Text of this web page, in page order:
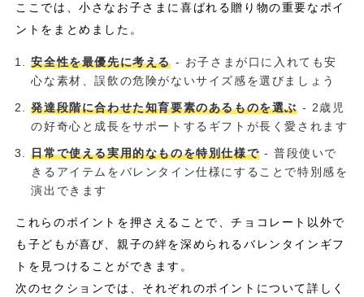
ここでは、小さなお子さまに喜ばれる贈り物の重要なポイ
ントをまとめました。
安全性を最優先に考える- お子さまが口に入れても安
心な素材、誤飲の危険がないサイズ感を選びましょう
発達段階に合わせた知育要素のあるものを選ぶ- 2歳児
の好奇心と成長をサポートするギフトが長く愛されます
日常で使える実用的なものを特別仕様で - 普段使いで
きるアイテムをバレンタイン仕様にすることで特別感を
演出できます
これらのポイントを押さえることで、チョコレート以外で
も子どもが喜び、親子の絆を深められるバレンタインギフ
トを見つけることができます。
次のセクションでは、それぞれのポイントについて詳しく